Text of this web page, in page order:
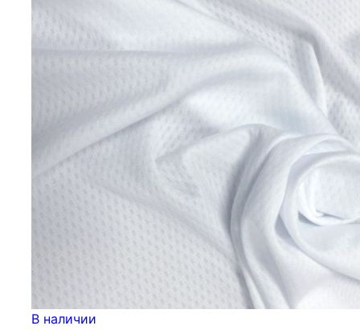
В наличии